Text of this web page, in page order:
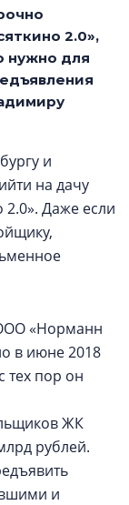
2.0»,
нужно для
и
на дачу
Даже если
«Норманн
в июне 2018
тех пор он
ЖК
рублей.
и